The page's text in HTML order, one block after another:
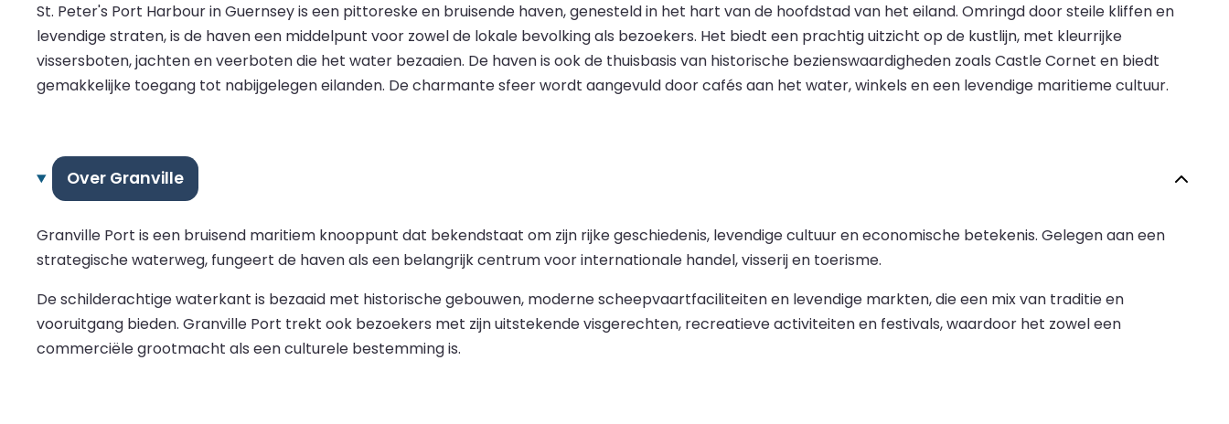
St. Peter's Port Harbour in Guernsey is een pittoreske en bruisende haven, genesteld in het hart van de hoofdstad van het eiland. Omringd door steile kliffen en
levendige straten, is de haven een middelpunt voor zowel de lokale bevolking als bezoekers. Het biedt een prachtig uitzicht op de kustlijn, met kleurrijke
vissersboten, jachten en veerboten die het water bezaaien. De haven is ook de thuisbasis van historische bezienswaardigheden zoals Castle Cornet en biedt
gemakkelijke toegang tot nabijgelegen eilanden. De charmante sfeer wordt aangevuld door cafés aan het water, winkels en een levendige maritieme cultuur.
Over Granville
Granville Port is een bruisend maritiem knooppunt dat bekendstaat om zijn rijke geschiedenis, levendige cultuur en economische betekenis. Gelegen aan een
strategische waterweg, fungeert de haven als een belangrijk centrum voor internationale handel, visserij en toerisme.
De schilderachtige waterkant is bezaaid met historische gebouwen, moderne scheepvaartfaciliteiten en levendige markten, die een mix van traditie en
vooruitgang bieden. Granville Port trekt ook bezoekers met zijn uitstekende visgerechten, recreatieve activiteiten en festivals, waardoor het zowel een
commerciële grootmacht als een culturele bestemming is.